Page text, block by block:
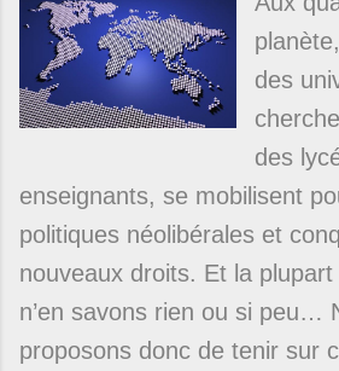
des
des
enseignants, se mobilisent
politiques néolibérales et
nouveaux droits. Et la
n’en savons rien ou si peu…
proposons donc de tenir sur